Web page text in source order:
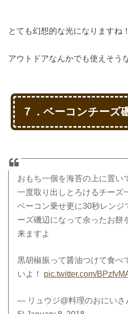
とても幻想的な光になりますね！
アウトドアなんかでも使えそう
７．ベーコンチーズ
おもち一個を海苔の上に置い
一度取り出しとろけるチーズ
ベーコン乗せ更に30秒レンジ
ーズ磯辺になって余ったお餅
来ますよ
黒胡椒振って醤油つけて食べ
いよ！ pic.twitter.com/
— リュウジ@料理のおにいさ